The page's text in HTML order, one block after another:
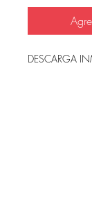
DESCARGA